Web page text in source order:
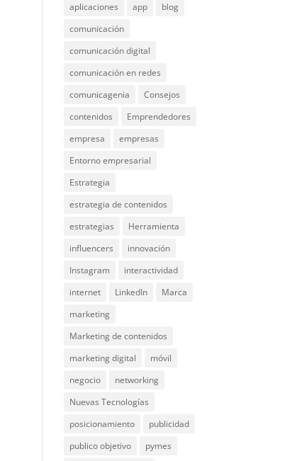
aplicaciones app
blog
comunicación
comunicación digital
comunicación en redes
comunicagenia
Consejos
contenidos
Emprendedores
empresa
empresas
Entorno empresarial
Estrategia
estrategia de contenidos
estrategias
Herramienta
influencers
innovación
Instagram
interactividad
internet
LinkedIn
Marca
marketing
Marketing de contenidos
marketing digital
móvil
negocio
networking
Nuevas Tecnologías
posicionamiento
publicidad
publico objetivo
pymes